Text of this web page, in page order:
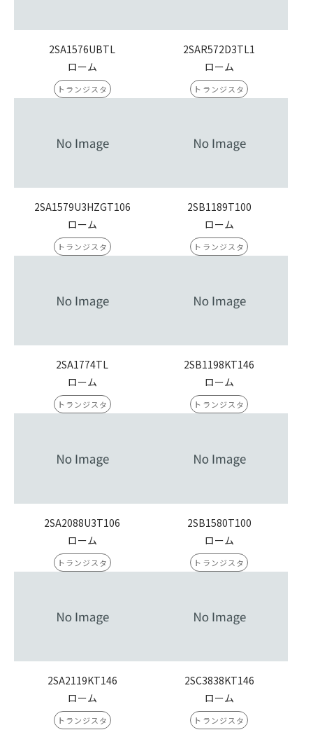
2SA1576UBTL
ローム
トランジスタ
2SAR572D3TL1
ローム
トランジスタ
2SA1579U3HZGT106
ローム
トランジスタ
2SB1189T100
ローム
トランジスタ
2SA1774TL
ローム
トランジスタ
2SB1198KT146
ローム
トランジスタ
2SA2088U3T106
ローム
トランジスタ
2SB1580T100
ローム
トランジスタ
2SA2119KT146
ローム
トランジスタ
2SC3838KT146
ローム
トランジスタ